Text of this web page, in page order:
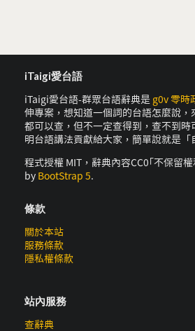
iTaigi愛台語
iTaigi愛台語-群眾台語辭典是 g0v 零時
伸專案，想知道一個詞的台語怎麼說，
都可以查，但不一定查得到，查不到時
明台語講法貢獻給大家，簡單說就是「
程式授權 MIT，辭典內容CC0｢不保留
by BootStrap 5.
條款
關於本站
服務條款
隱私權條款
站內服務
查辭典